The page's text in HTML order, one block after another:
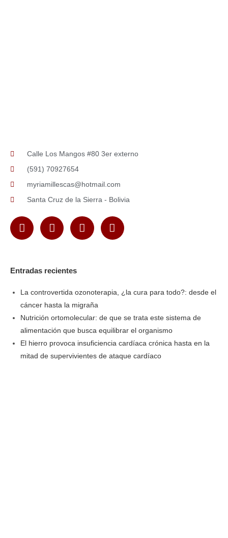
Calle Los Mangos #80 3er externo
(591) 70927654
myriamillescas@hotmail.com
Santa Cruz de la Sierra - Bolivia
Entradas recientes
La controvertida ozonoterapia, ¿la cura para todo?: desde el
cáncer hasta la migraña
Nutrición ortomolecular: de que se trata este sistema de
alimentación que busca equilibrar el organismo
El hierro provoca insuficiencia cardíaca crónica hasta en la
mitad de supervivientes de ataque cardíaco